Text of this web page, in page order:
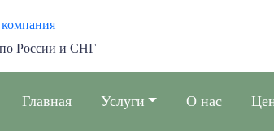
по России и СНГ
Главная Услуги О нас